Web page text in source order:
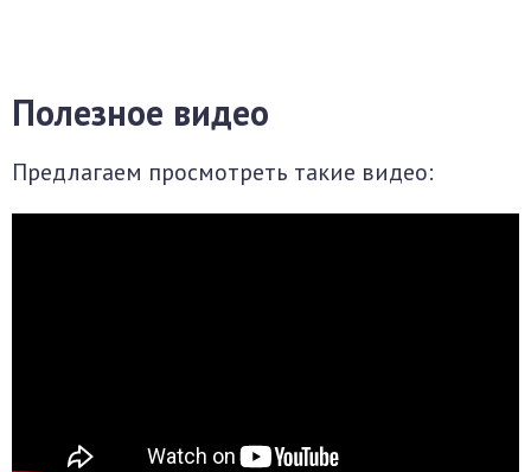
Полезное видео
Предлагаем просмотреть такие видео: